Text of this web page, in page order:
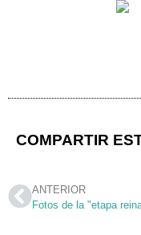
COMPARTIR
ANTERIOR
Fotos de la "etapa